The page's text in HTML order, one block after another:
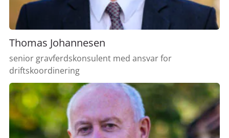
Thomas Johannesen
senior gravferdskonsulent med ansvar for
driftskoordinering